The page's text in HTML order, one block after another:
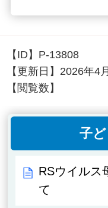
【ID】 P-13808
【更新日】 2026年4
【閲覧数】
子
RSウイルス
て